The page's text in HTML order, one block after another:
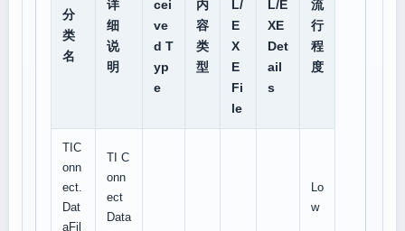
分
类
名
详
细
说
明
cei
ve
d T
yp
e
内
容
类
型
L/
E
X
E
Fi
le
L/E
XE
Det
ail
s
流
行
程
度
TIC
onn
ect.
Dat
aFil
TI C
onn
ect
Data
Lo
w